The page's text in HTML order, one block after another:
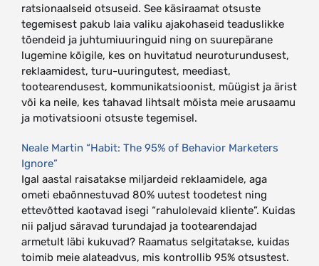
ratsionaalseid otsuseid. See käsiraamat otsuste
tegemisest pakub laia valiku ajakohaseid teaduslikke
tõendeid ja juhtumiuuringuid ning on suurepärane
lugemine kõigile, kes on huvitatud neuroturundusest,
reklaamidest, turu-uuringutest, meediast,
tootearendusest, kommunikatsioonist, müügist ja ärist
või ka neile, kes tahavad lihtsalt mõista meie arusaamu
ja motivatsiooni otsuste tegemisel.
Neale Martin “Habit: The 95% of Behavior Marketers
Ignore”
Igal aastal raisatakse miljardeid reklaamidele, aga
ometi ebaõnnestuvad 80% uutest toodetest ning
ettevõtted kaotavad isegi “rahulolevaid kliente”. Kuidas
nii paljud säravad turundajad ja tootearendajad
armetult läbi kukuvad? Raamatus selgitatakse, kuidas
toimib meie alateadvus, mis kontrollib 95% otsustest.